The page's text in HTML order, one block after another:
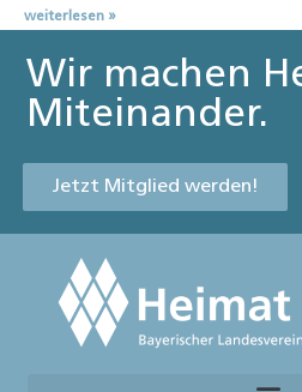
weiterlesen »
Wir machen
Miteinander.
Jetzt Mitglied werden!